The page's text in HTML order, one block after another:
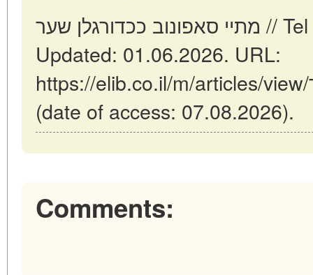
מתיי סאפונוב ככדורגלן שער // Tel Aviv: Israel (ELIB.CO.IL).
Updated: 01.06.2026. URL:
https://elib.co.il/m/articles/view/מתיי-סאפונוב-ככדורגלן-שער
(date of access: 07.08.2026).
Comments: